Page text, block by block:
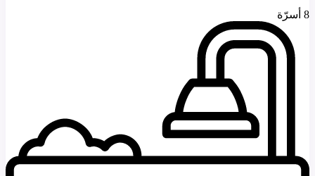
8 أسرّة